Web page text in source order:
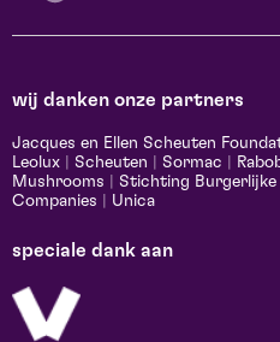
wij danken onze partners
Jacques en Ellen Scheuten
Leolux
Scheuten Sormac
Mushrooms
Stichting Burgerlijke
Companies
Unica
speciale dank aan